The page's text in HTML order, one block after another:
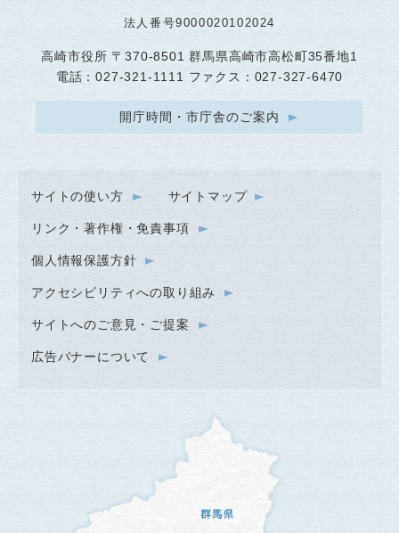
法人番号9000020102024
高崎市役所 〒370-8501 群馬県高崎市高松町35番地1
電話：027-321-1111 ファクス：027-327-6470
開庁時間・市庁舎のご案内
サイトの使い方 サイトマップ
リンク・著作権・免責事項
個人情報保護方針
アクセシビリティへの取り組み
サイトへのご意見・ご提案
広告バナーについて